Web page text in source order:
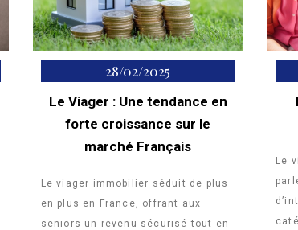
28/02/2025
Le Viager : Une tendance en
forte croissance sur le
marché Français
Le viager immobilier séduit de plus
en plus en France, offrant aux
seniors un revenu sécurisé tout en
Le